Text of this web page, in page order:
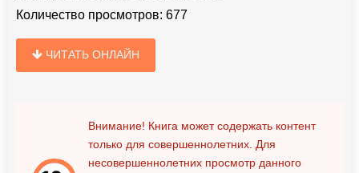
Количество просмотров: 677
ЧИТАТЬ ОНЛАЙН
Внимание! Книга может содержать контент
только для совершеннолетних. Для
несовершеннолетних просмотр данного